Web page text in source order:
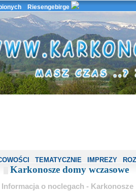
Riesengebirge
TEMATYCZNIE IMPREZY
Karkonosze domy wczasowe
Informacja o noclegach - Karkonosze